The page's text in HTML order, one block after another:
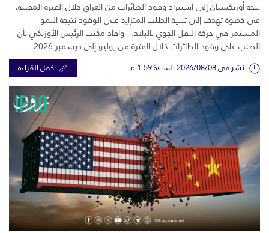
تتجه أوزبكستان إلى استيراد وقود الطائرات من العراق خلال الفترة المقبلة،
في خطوة تهدف إلى تلبية الطلب المتزايد على الوقود نتيجة النمو
المستمر في حركة النقل الجوي بالبلاد. وأفاد مكتب الرئيس الأوزبكي بأن
الطلب على وقود الطائرات خلال الفترة من يوليو إلى ديسمبر 2026...
نشر في 2026/08/08 الساعة 1:59 م اكمل القراءة